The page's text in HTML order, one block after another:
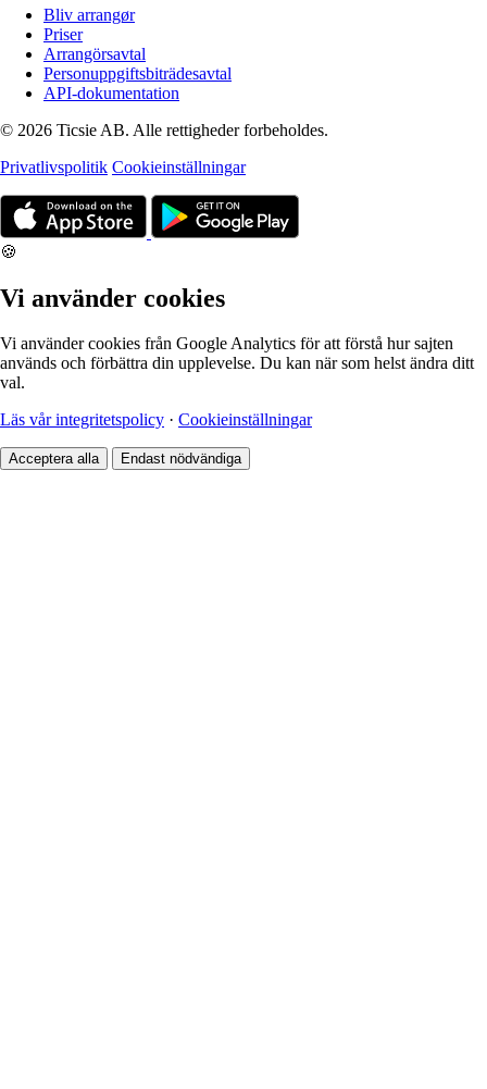
Bliv arrangør
Priser
Arrangörsavtal
Personuppgiftsbiträdesavtal
API-dokumentation
© 2026 Ticsie AB. Alle rettigheder forbeholdes.
Privatlivspolitik Cookieinställningar
🍪
Vi använder cookies
Vi använder cookies från Google Analytics för att förstå hur sajten
används och förbättra din upplevelse. Du kan när som helst ändra ditt
val.
Läs vår integritetspolicy · Cookieinställningar
Acceptera alla Endast nödvändiga